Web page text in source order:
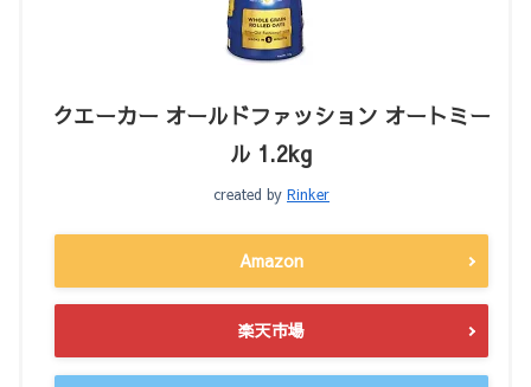
クエーカー オールドファッション オートミー
ル 1.2kg
created by Rinker
Amazon
楽天市場